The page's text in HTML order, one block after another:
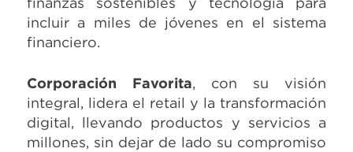
incluir a miles de jóvenes en el sistema
financiero.
Corporación Favorita, con su visión
integral, lidera el retail y la transformación
digital, llevando productos y servicios a
millones, sin dejar de lado su compromiso